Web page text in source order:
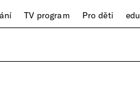
TV program Pro děti edu